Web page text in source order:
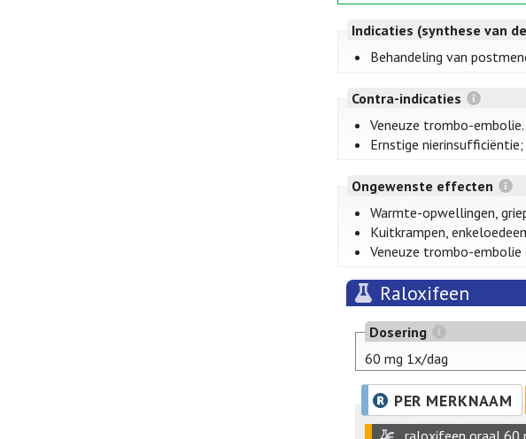
Indicaties (synthese van
Behandeling van
Contra-indicaties
Veneuze trombo-embolie.
Ernstige
Ongewenste effecten
Warmte-opwellingen,
Kuitkrampen,
Veneuze trombo-embolie
Raloxifeen
Dosering
60 mg 1x/dag
PER MERKNAAM